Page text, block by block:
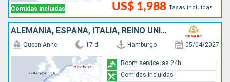
Comidas incluidas US$ 1,988 Tasas incluidas
ALEMANIA, ESPAÑA, ITALIA, REINO UNIDO
Queen Anne 17 d Hamburgo 05/04/2027
Room service las 24h
Comidas incluidas